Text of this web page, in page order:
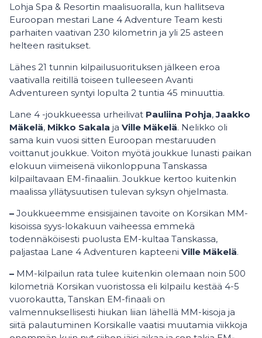
Lohja Spa & Resortin maalisuoralla, kun hallitseva
Euroopan mestari Lane 4 Adventure Team kesti
parhaiten vaativan 230 kilometrin ja yli 25 asteen
helteen rasitukset.
Lähes 21 tunnin kilpailusuorituksen jälkeen eroa
vaativalla reitillä toiseen tulleeseen Avanti
Adventureen syntyi lopulta 2 tuntia 45 minuuttia.
Lane 4 -joukkueessa urheilivat Pauliina Pohja,Jaakko
Mäkelä, Mikko Sakala ja Ville Mäkelä. Nelikko oli
sama kuin vuosi sitten Euroopan mestaruuden
voittanut joukkue. Voiton myötä joukkue lunasti paikan
elokuun viimeisenä viikonloppuna Tanskassa
kilpailtavaan EM-finaaliin. Joukkue kertoo kuitenkin
maalissa yllätysuutisen tulevan syksyn ohjelmasta.
– Joukkueemme ensisijainen tavoite on Korsikan MM-
kisoissa syys-lokakuun vaiheessa emmekä
todennäköisesti puolusta EM-kultaa Tanskassa,
paljastaa Lane 4 Adventuren kapteeni Ville Mäkelä.
– MM-kilpailun rata tulee kuitenkin olemaan noin 500
kilometriä Korsikan vuoristossa eli kilpailu kestää 4-5
vuorokautta, Tanskan EM-finaali on
valmennuksellisesti hiukan liian lähellä MM-kisoja ja
siitä palautuminen Korsikalle vaatisi muutamia viikkoja